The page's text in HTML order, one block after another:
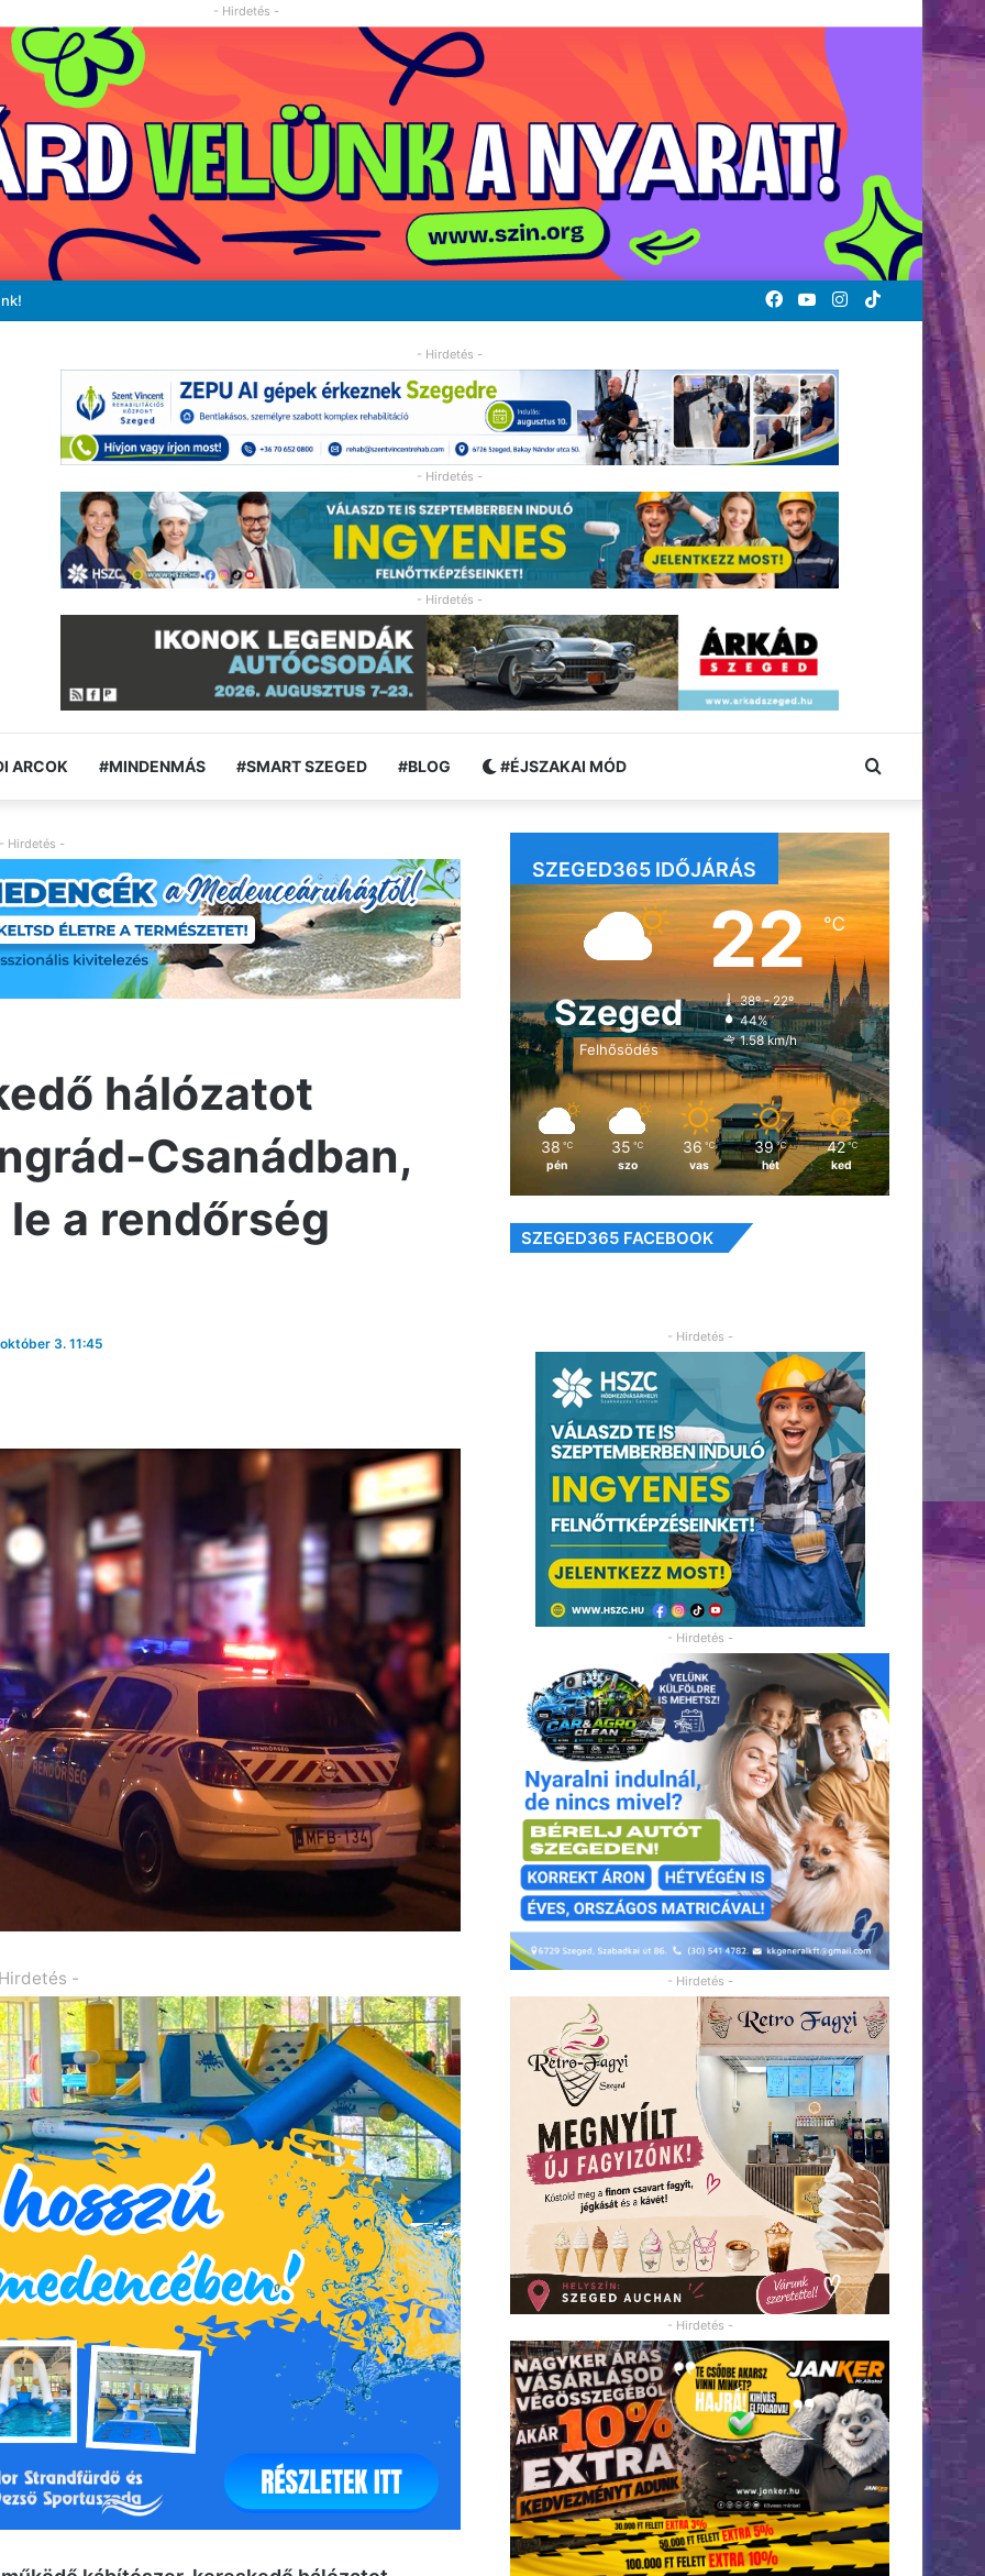
- Hirdetés -
TikTok
Instagram
YouTube
Facebook
- Hirdetés -
- Hirdetés -
- Hirdetés -
ARCOK #MINDENMÁS #SMART SZEGED #BLOG #ÉJSZAKAI MÓD Keresés:
- Hirdetés -
hálózatot
Csanádban,
a rendőrség
3. 11:45
-
SZEGED365 IDŐJÁRÁS
Szeged
Felhősödés
22℃
38º - 22º
44%
1.58 km/h
38 ℃
pén
35 ℃
szo
36 ℃
vas
39 ℃
hét
42 ℃
ked
SZEGED365 FACEBOOK
- Hirdetés -
- Hirdetés -
- Hirdetés -
- Hirdetés -